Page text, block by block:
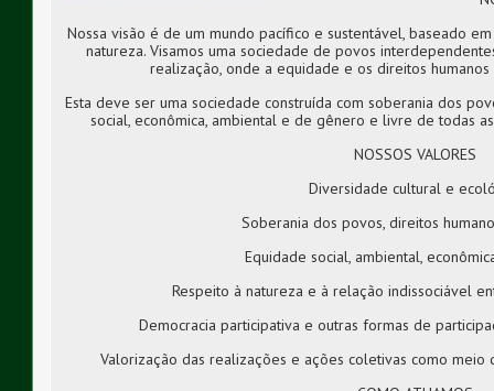
Nossa visão é de um mundo pacífico e sustentável, baseado
natureza. Visamos uma sociedade de povos
realização, onde a equidade e os direitos
Esta deve ser uma sociedade construída com soberania dos
social, econômica, ambiental e de gênero e livre de todas
NOSSOS VALORES
Diversidade cultural e
Soberania dos povos, direitos
Equidade social, ambiental,
Respeito à natureza e à relação indissociável
Democracia participativa e outras formas de
Valorização das realizações e ações coletivas como